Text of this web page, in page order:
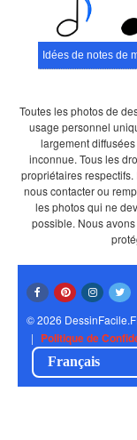
Toutes les photos de
usage personnel
largement
inconnue. Tous les
propriétaires
nous contacter ou
les photos qui ne
possible. Nous
© 2026
| Politique de
Français